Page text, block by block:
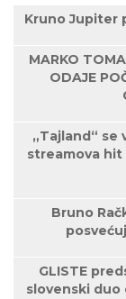
Kruno Jupiter
MARKO
ODAJE
„Tajland“ se
streamova hit
Bruno
GLISTE
slovenski